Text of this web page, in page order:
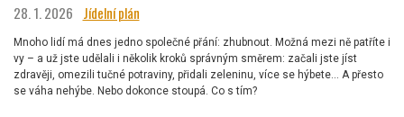
28. 1. 2026 Jídelní plán
Mnoho lidí má dnes jedno společné přání: zhubnout. Možná mezi ně patříte i
vy – a už jste udělali i několik kroků správným směrem: začali jste jíst
zdravěji, omezili tučné potraviny, přidali zeleninu, více se hýbete… A přesto
se váha nehýbe. Nebo dokonce stoupá. Co s tím?